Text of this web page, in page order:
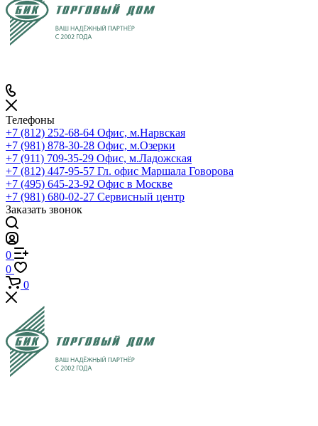
Телефоны
+7 (812) 252-68-64 Офис, м.Нарвская
+7 (981) 878-30-28 Офис, м.Озерки
+7 (911) 709-35-29 Офис, м.Ладожская
+7 (812) 447-95-57 Гл. офис Маршала Говорова
+7 (495) 645-23-92 Офис в Москве
+7 (981) 680-02-27 Сервисный центр
Заказать звонок
0
0
0